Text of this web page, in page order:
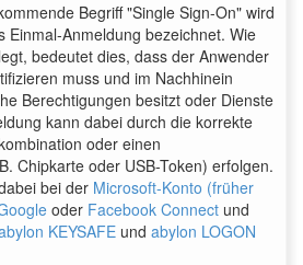
Begriff "Single Sign-On" wird
Einmal-Anmeldung bezeichnet. Wie
bedeutet dies, dass der Anwender
muss und im Nachhinein
Berechtigungen besitzt oder Dienste
kann dabei durch die korrekte
oder einen
Chipkarte oder USB-Token) erfolgen.
bei der Microsoft-Konto (früher
oder Facebook Connect und
KEYSAFE und abylon LOGON